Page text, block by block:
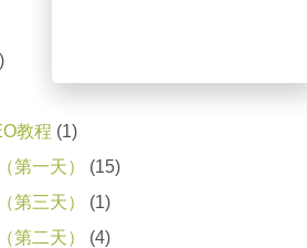
教程 (1)
第一天）
(15)
第三天）
(1)
第二天）
(4)